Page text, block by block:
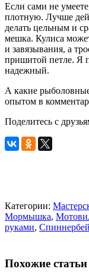
Если сами не
плотную. Лучше
делать цельным и
мешка. Кулиса
и завязывания, а
пришитой петле. Я
надежный.
А какие
опытом в
Поделитесь с
Категории:
Мормышка,
руками,
Похожие статьи